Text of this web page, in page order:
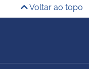
Voltar ao topo